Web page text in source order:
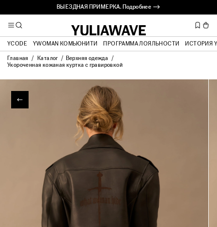
ВЫЕЗДНАЯ ПРИМЕРКА. Подробнее ⟶
YCODE YWOMAN КОМЬЮНИТИ ПРОГРАММА ЛОЯЛЬНОСТИ ИСТОРИЯ
Главная Каталог
Верхняя одежда
Укороченная кожаная куртка с гравировкой